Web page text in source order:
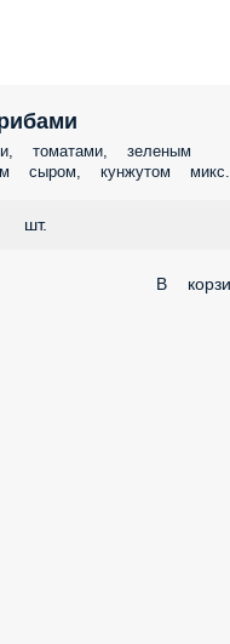
томатами, зеленым
сыром, кунжутом микс.
шт.
В